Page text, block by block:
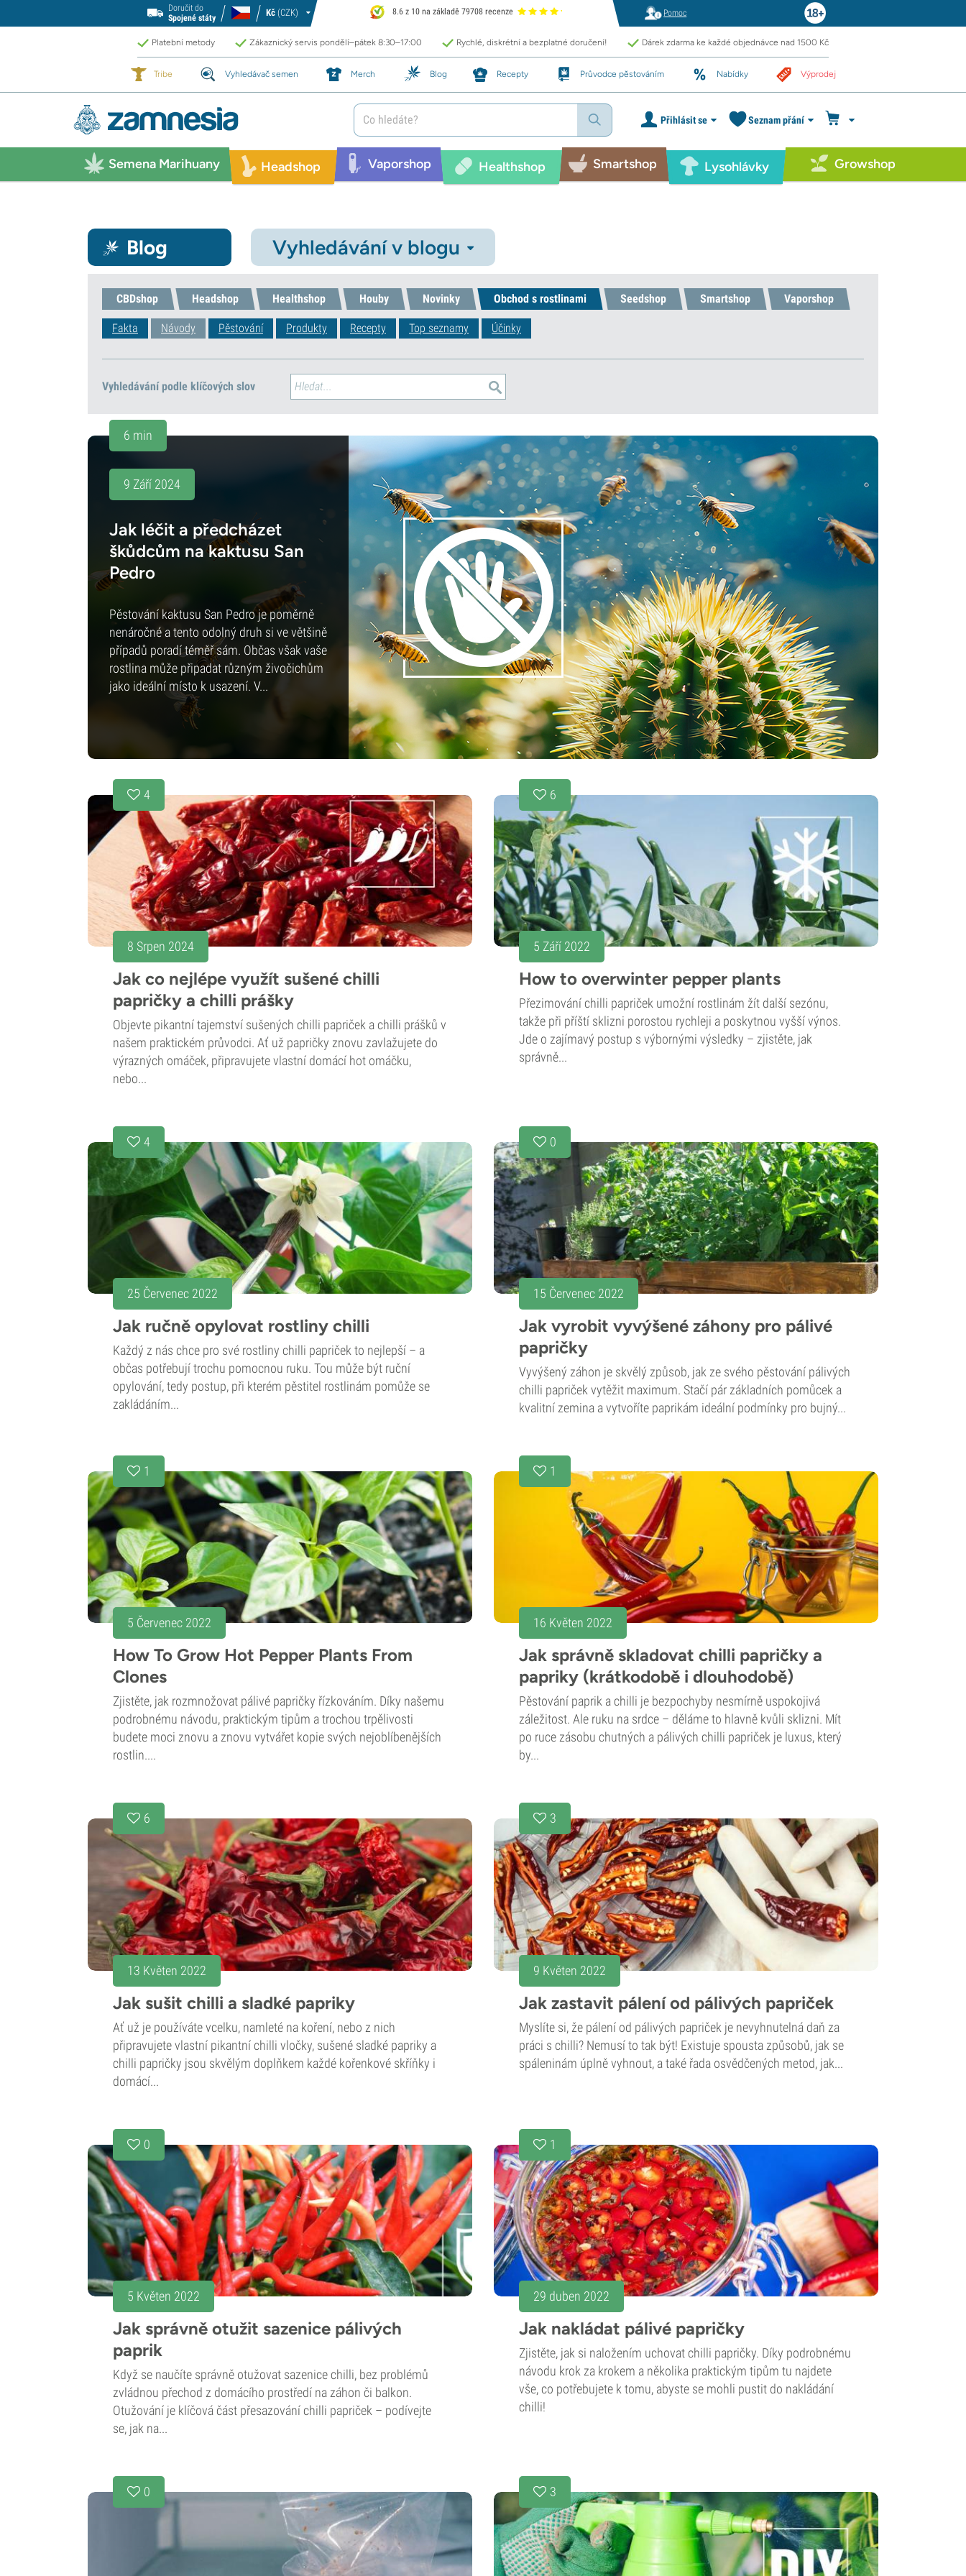
Doručit do
Spojené státy
Kč (CZK) 8.6 z 10 na základě 79708 recenze Pomoc
Platební metody Zákaznický servis pondělí–pátek 8:30–17:00 Rychlé, diskrétní a bezplatné doručení! Dárek zdarma ke každé objednávce nad 1500 Kč
Tribe Vyhledávač semen Merch Blog Recepty Průvodce pěstováním Nabídky Výprodej
Přihlásit se Seznam přání
Semena Marihuany Headshop Vaporshop Healthshop Smartshop Lysohlávky Growshop
Blog Vyhledávání v blogu
CBDshop Headshop Healthshop Houby Novinky Obchod s rostlinami Seedshop Smartshop Vaporshop
Fakta Návody Pěstování Produkty Recepty Top seznamy Účinky
Vyhledávání podle klíčových slov
6 min
9 Září 2024
Jak léčit a předcházet
škůdcům na kaktusu San
Pedro
Pěstování kaktusu San Pedro je poměrně
nenáročné a tento odolný druh si ve většině
případů poradí téměř sám. Občas však vaše
rostlina může připadat různým živočichům
jako ideální místo k usazení. V...
4
8 Srpen 2024
Jak co nejlépe využít sušené chilli
papričky a chilli prášky
Objevte pikantní tajemství sušených chilli papriček a chilli prášků v
našem praktickém průvodci. Ať už papričky znovu zavlažujete do
výrazných omáček, připravujete vlastní domácí hot omáčku,
nebo...
6
5 Září 2022
How to overwinter pepper plants
Přezimování chilli papriček umožní rostlinám žít další sezónu,
takže při příští sklizni porostou rychleji a poskytnou vyšší výnos.
Jde o zajímavý postup s výbornými výsledky – zjistěte, jak
správně...
4
25 Červenec 2022
Jak ručně opylovat rostliny chilli
Každý z nás chce pro své rostliny chilli papriček to nejlepší – a
občas potřebují trochu pomocnou ruku. Tou může být ruční
opylování, tedy postup, při kterém pěstitel rostlinám pomůže se
zakládáním...
0
15 Červenec 2022
Jak vyrobit vyvýšené záhony pro pálivé
papričky
Vyvýšený záhon je skvělý způsob, jak ze svého pěstování pálivých
chilli papriček vytěžit maximum. Stačí pár základních pomůcek a
kvalitní zemina a vytvoříte paprikám ideální podmínky pro bujný...
1
5 Červenec 2022
How To Grow Hot Pepper Plants From
Clones
Zjistěte, jak rozmnožovat pálivé papričky řízkováním. Díky našemu
podrobnému návodu, praktickým tipům a trochou trpělivosti
budete moci znovu a znovu vytvářet kopie svých nejoblíbenějších
rostlin....
1
16 Květen 2022
Jak správně skladovat chilli papričky a
papriky (krátkodobě i dlouhodobě)
Pěstování paprik a chilli je bezpochyby nesmírně uspokojivá
záležitost. Ale ruku na srdce – děláme to hlavně kvůli sklizni. Mít
po ruce zásobu chutných a pálivých chilli papriček je luxus, který
by...
6
13 Květen 2022
Jak sušit chilli a sladké papriky
Ať už je používáte vcelku, namleté na koření, nebo z nich
připravujete vlastní pikantní chilli vločky, sušené sladké papriky a
chilli papričky jsou skvělým doplňkem každé kořenkové skříňky i
domácí...
3
9 Květen 2022
Jak zastavit pálení od pálivých papriček
Myslíte si, že pálení od pálivých papriček je nevyhnutelná daň za
práci s chilli? Nemusí to tak být! Existuje spousta způsobů, jak se
spáleninám úplně vyhnout, a také řada osvědčených metod, jak...
0
5 Květen 2022
Jak správně otužit sazenice pálivých
paprik
Když se naučíte správně otužovat sazenice chilli, bez problémů
zvládnou přechod z domácího prostředí na záhon či balkon.
Otužování je klíčová část přesazování chilli papriček – podívejte
se, jak na...
1
29 duben 2022
Jak nakládat pálivé papričky
Zjistěte, jak si naložením uchovat chilli papričky. Díky podrobnému
návodu krok za krokem a několika praktickým tipům tu najdete
vše, co potřebujete k tomu, abyste se mohli pustit do nakládání
chilli!
0 3